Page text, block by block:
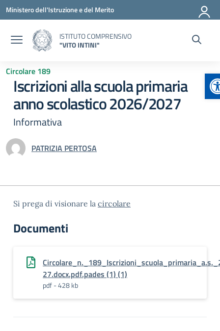
Vai ai contenuti
Vai al menu di navigazione
Vai al footer
Ministero dell'Istruzione e del Merito
ISTITUTO COMPRENSIVO
"VITO INTINI"
Circolare 189
Iscrizioni alla scuola primaria
anno scolastico 2026/2027
Informativa
PATRIZIA PERTOSA
Si prega di visionare la circolare
Documenti
27.docx.pdf.pades (1) (1)
pdf - 428 kb